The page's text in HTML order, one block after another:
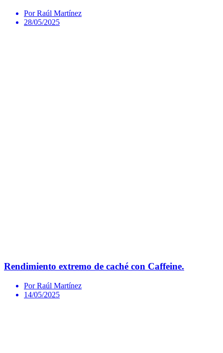
Por Raúl Martínez
28/05/2025
Rendimiento extremo de caché con Caffeine.
Por Raúl Martínez
14/05/2025